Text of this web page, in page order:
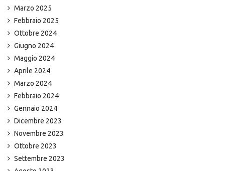
Marzo 2025
Febbraio 2025
Ottobre 2024
Giugno 2024
Maggio 2024
Aprile 2024
Marzo 2024
Febbraio 2024
Gennaio 2024
Dicembre 2023
Novembre 2023
Ottobre 2023
Settembre 2023